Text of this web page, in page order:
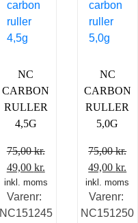
NC
CARBON
RULLER
4,5G
75,00kr.
Den
oprindelige
pris
var:
49,00 kr.
aktuelle
er:
inkl. moms
Varenr:
NC151245
NC
CARBON
RULLER
5,0G
75,00kr.
Den
pris
var:
49,00kr.
er:
inkl. moms
Varenr:
NC151250